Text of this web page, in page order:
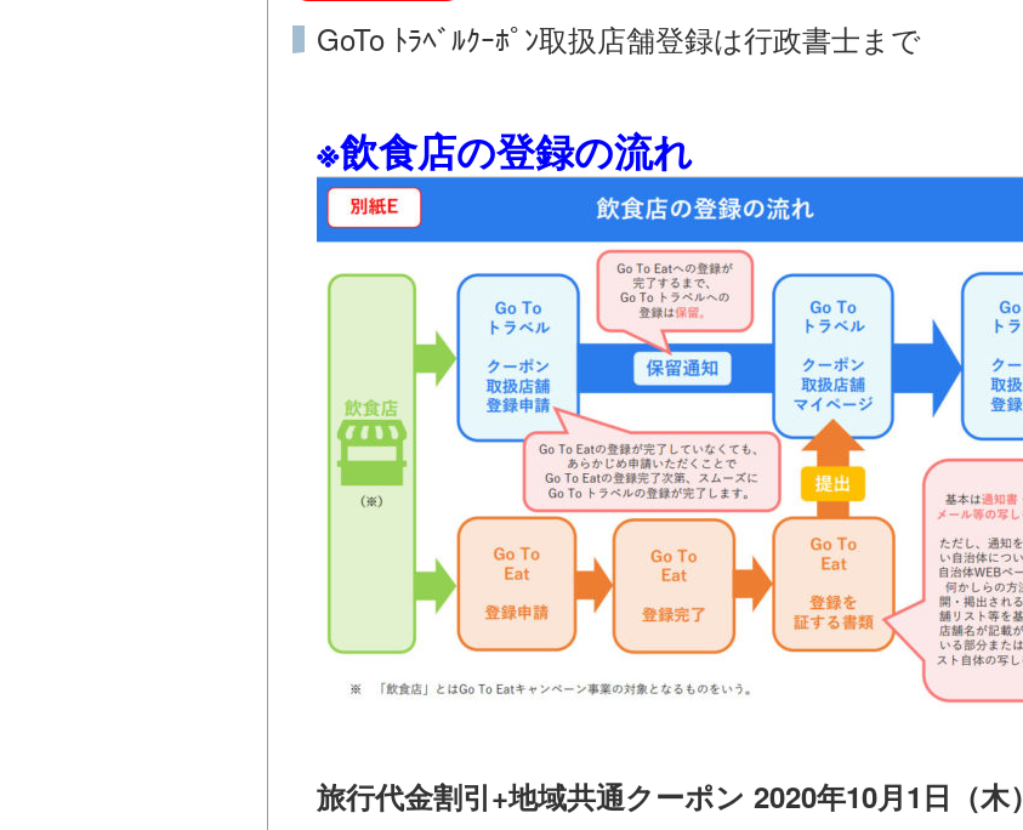
GoTo ﾄﾗﾍﾞﾙｸｰﾎﾟﾝ取扱店舗登録は行政書士まで
※飲食店の登録の流れ
旅行代金割引+地域共通クーポン 2020年10月1 日（木）